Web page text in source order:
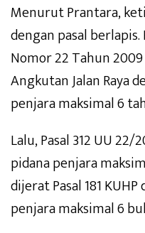
Menurut Prantara,
dengan pasal berlapis.
Nomor 22 Tahun
Angkutan Jalan Raya
penjara maksimal 6
Lalu, Pasal 312 UU
pidana penjara
dijerat Pasal 181
penjara maksimal 6